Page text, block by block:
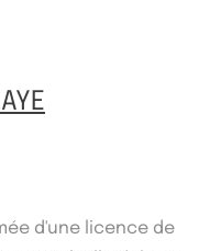
d'une licence de